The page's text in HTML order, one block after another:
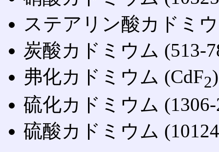
ステアリン酸カドミ
炭酸カドミウム (513-
弗化カドミウム (CdF2
硫化カドミウム
硫酸カドミウム